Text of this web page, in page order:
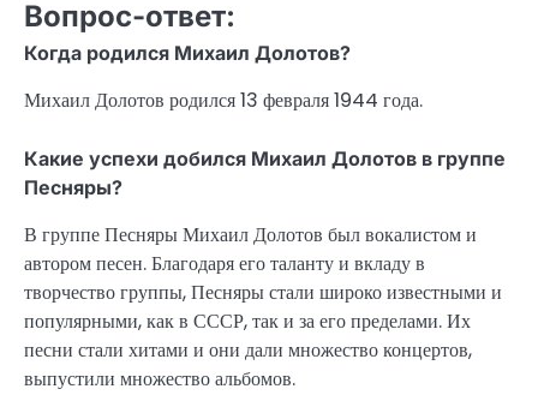
Вопрос-ответ:
Когда родился Михаил Долотов?
Михаил Долотов родился 13 февраля 1944 года.
Какие успехи добился Михаил Долотов в группе
Песняры?
В группе Песняры Михаил Долотов был вокалистом и
автором песен. Благодаря его таланту и вкладу в
творчество группы, Песняры стали широко известными и
популярными, как в СССР, так и за его пределами. Их
песни стали хитами и они дали множество концертов,
выпустили множество альбомов.